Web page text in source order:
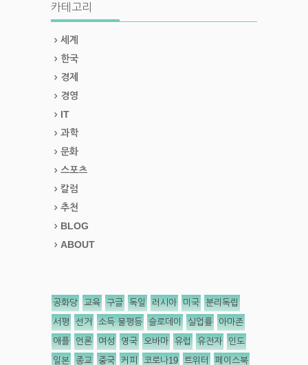
카테고리
세계
한국
경제
경영
IT
과학
문화
스포츠
칼럼
추천
BLOG
ABOUT
공화당 교육 구글 독일 러시아 미국 분리독립
서평 선거 소득 불평등 슬로데이 실업률 아마존
애플 언론 여성 영국 오바마 유럽 유전자 인도
일본 종교 중국 커피 코로나19 트위터 페이스북